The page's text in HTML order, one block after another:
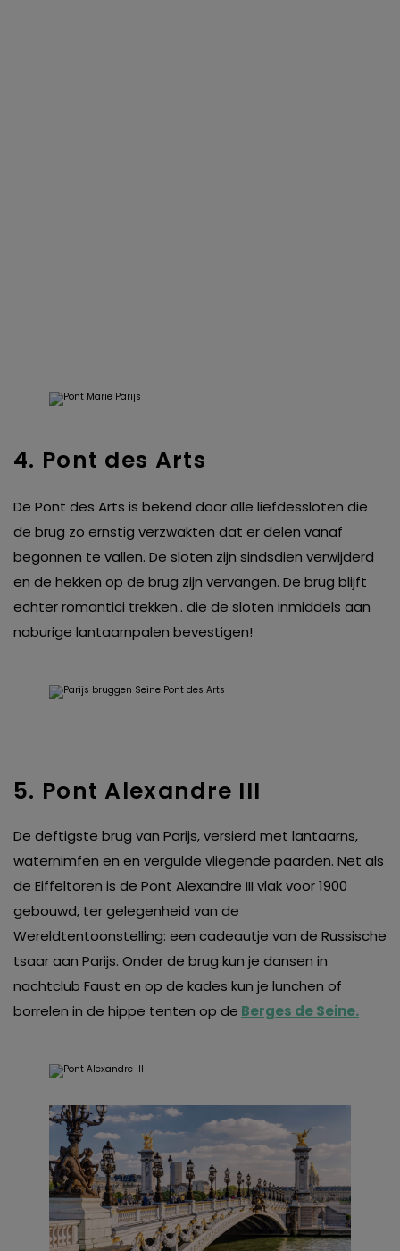
4. Pont des Arts
De Pont des Arts is bekend door alle liefdessloten die
de brug zo ernstig verzwakten dat er delen vanaf
begonnen te vallen. De sloten zijn sindsdien verwijderd
en de hekken op de brug zijn vervangen. De brug blijft
echter romantici trekken.. die de sloten inmiddels aan
naburige lantaarnpalen bevestigen!
5. Pont Alexandre III
De deftigste brug van Parijs, versierd met lantaarns,
waternimfen en en vergulde vliegende paarden. Net als
de Eiffeltoren is de Pont Alexandre III vlak voor 1900
gebouwd, ter gelegenheid van de
Wereldtentoonstelling: een cadeautje van de Russische
tsaar aan Parijs. Onder de brug kun je dansen in
nachtclub Faust en op de kades kun je lunchen of
borrelen in de hippe tenten op de Berges de Seine.